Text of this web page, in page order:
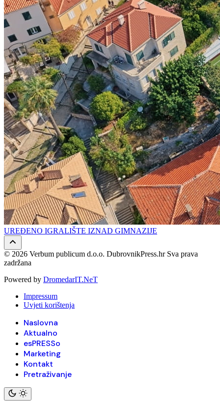
UREĐENO IGRALIŠTE IZNAD GIMNAZIJE
© 2026 Verbum publicum d.o.o. DubrovnikPress.hr Sva prava
zadržana
Powered by DromedarIT.NeT
Impressum
Uvjeti korištenja
Naslovna
Aktualno
esPRESSo
Marketing
Kontakt
Pretraživanje